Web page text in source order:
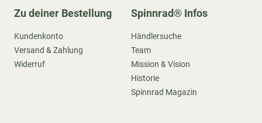
Zu deiner Bestellung
Kundenkonto
Versand & Zahlung
Widerruf
Spinnrad® Infos
Händlersuche
Team
Mission & Vision
Historie
Spinnrad Magazin